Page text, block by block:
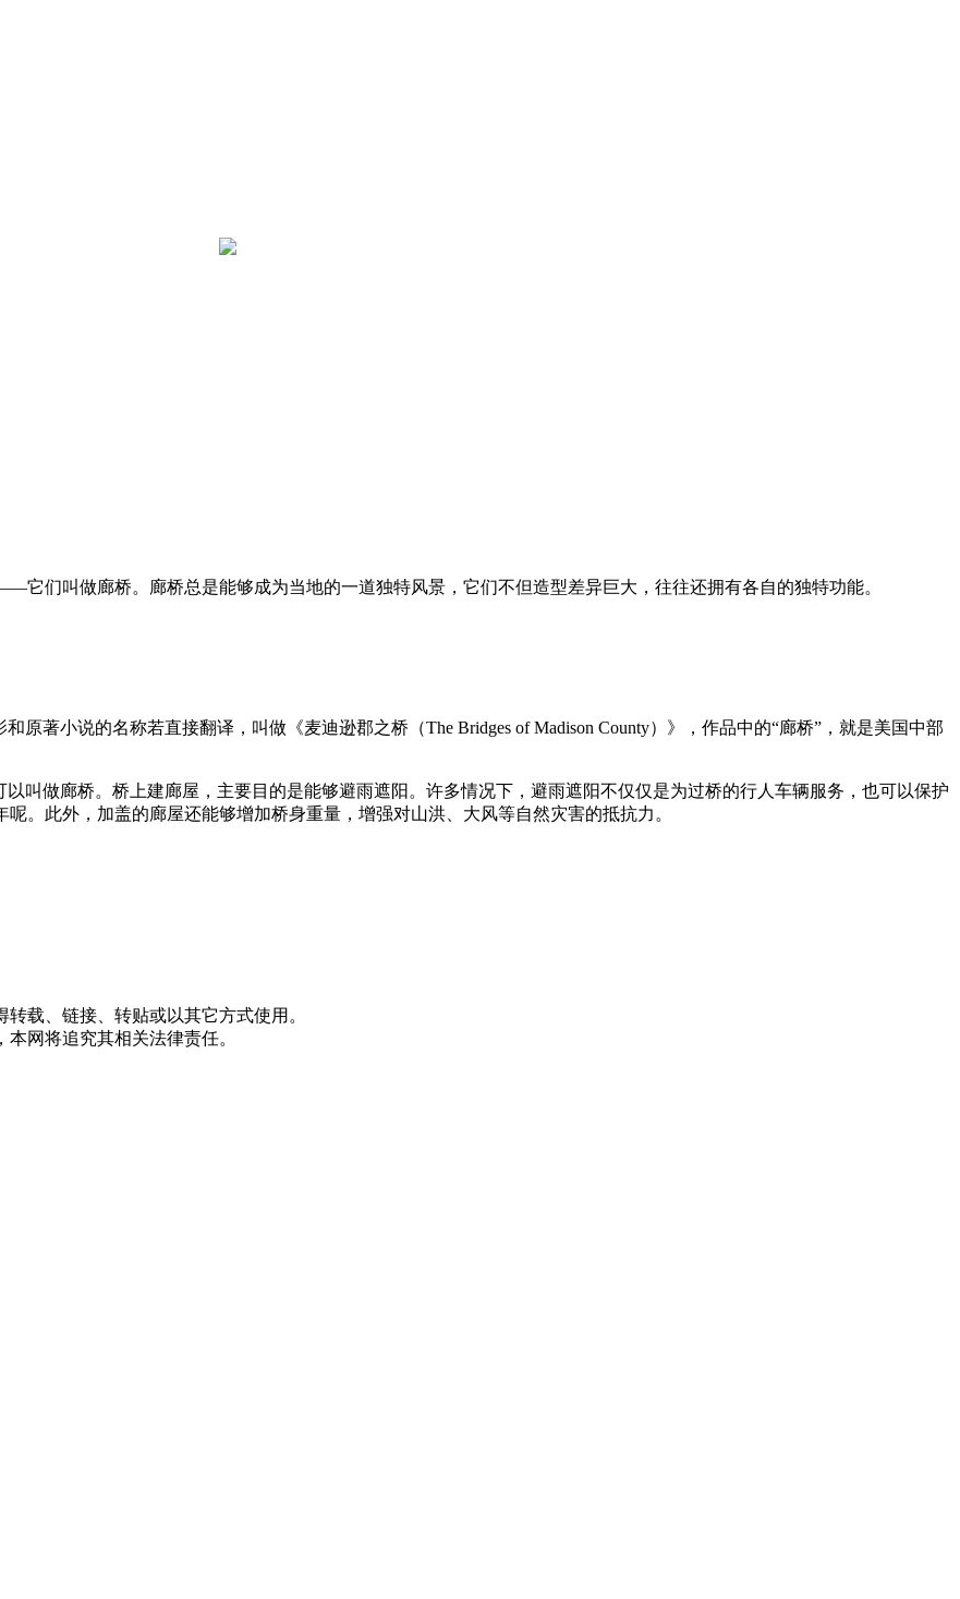
们叫做廊桥。廊桥总是能够成为当地的一道独特风景，它们不但造型差异巨大，往往还拥有各自的独特功能。
原著小说的名称若直接翻译，叫做《麦迪逊郡之桥（The Bridges of Madison County）》，作品中的“廊桥”，就是美国中部
叫做廊桥。桥上建廊屋，主要目的是能够避雨遮阳。许多情况下，避雨遮阳不仅仅是为过桥的行人车辆服务，也可以保护
。此外，加盖的廊屋还能够增加桥身重量，增强对山洪、大风等自然灾害的抵抗力。
载、链接、转贴或以其它方式使用。
网将追究其相关法律责任。